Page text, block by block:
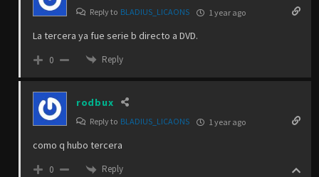
Reply to BLADIUS_LICAONS 1 year ago
La tercera ya fue serie b directo a DVD.
0 Reply
rodbux
Reply to BLADIUS_LICAONS 1 year ago
como q hubo tercera
0 Reply